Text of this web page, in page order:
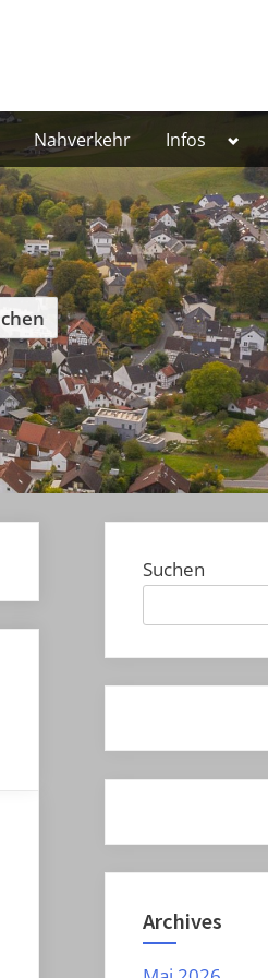
Nahverkehr Infos
Suchen
Archives